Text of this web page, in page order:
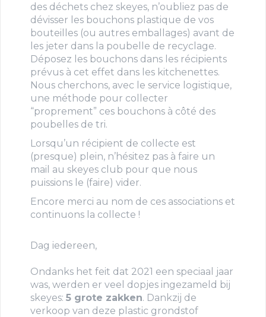
des déchets chez skeyes, n’oubliez pas de
dévisser les bouchons plastique de vos
bouteilles (ou autres emballages) avant de
les jeter dans la poubelle de recyclage.
Déposez les bouchons dans les récipients
prévus à cet effet dans les kitchenettes.
Nous cherchons, avec le service logistique,
une méthode pour collecter
“proprement” ces bouchons à côté des
poubelles de tri.
Lorsqu’un récipient de collecte est
(presque) plein, n’hésitez pas à faire un
mail au skeyes club pour que nous
puissions le (faire) vider.
Encore merci au nom de ces associations et
continuons la collecte !
Dag iedereen,
Ondanks het feit dat 2021 een speciaal jaar
was, werden er veel dopjes ingezameld bij
skeyes: 5 grote zakken. Dankzij de
verkoop van deze plastic grondstof